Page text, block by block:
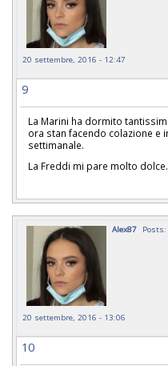
20 settembre, 2016 - 12:47
9
La Marini ha dormito
ora stan facendo colazione e
settimanale.
La Freddi mi pare molto dolce.
Alex87
20 settembre, 2016 - 13:06
10